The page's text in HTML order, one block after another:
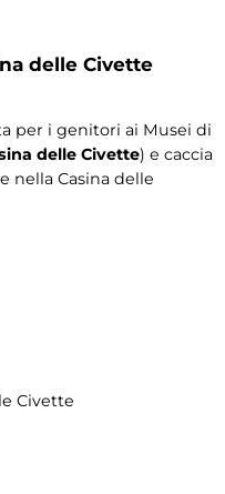
delle Civette
per i genitori ai Musei di
delle Civette) e caccia
nella Casina delle
Civette